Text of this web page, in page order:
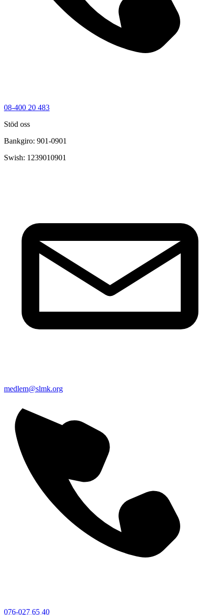
08-400 20 483
Stöd oss
Bankgiro: 901-0901
Swish: 1239010901
medlem@slmk.org
076-027 65 40